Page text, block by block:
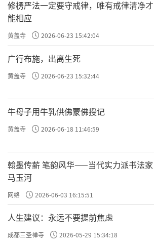
修楞严法一定要守戒律，唯有戒律清净才
能相应
黄盖寺 2026-06-23 15:42:04
广行布施，出离生死
黄盖寺 2026-06-23 15:32:44
牛母子用牛乳供佛蒙佛授记
黄盖寺 2026-06-18 11:46:59
翰墨传薪 笔韵风华——当代实力派书法家
马玉河
网络 2026-06-03 16:15:51
人生建议：永远不要提前焦虑
成都三圣禅寺 2026-05-29 15:34:18